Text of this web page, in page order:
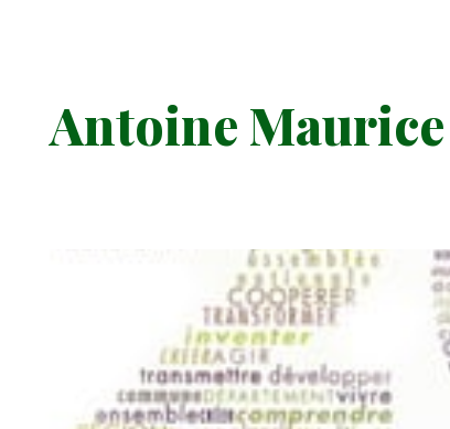
Antoine Maurice